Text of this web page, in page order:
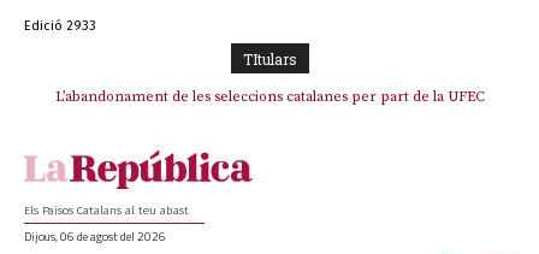
Edició 2933
TItulars
L’abandonament de les seleccions catalanes per part de la UFEC
Els Països Catalans al teu abast
Dijous, 06 de agost del 2026